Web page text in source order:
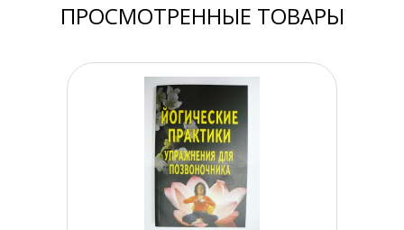
ПРОСМОТРЕННЫЕ ТОВАРЫ